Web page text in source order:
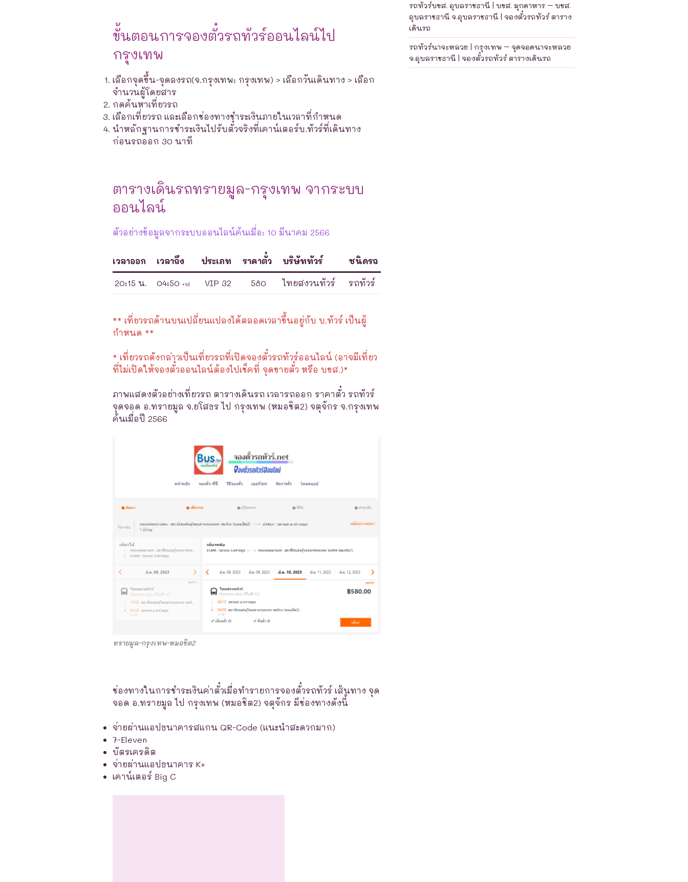
ขั้นตอนการจองตั๋วรถทัวร์ออนไลน์ไป
กรุงเทพ
เลือกจุดขึ้น-จุดลงรถ(จ.กรุงเทพ: กรุงเทพ) > เลือกวันเดินทาง > เลือก
จำนวนผู้โดยสาร
กดค้นหาเที่ยวรถ
เลือกเที่ยวรถ และเลือกช่องทางชำระเงินภายในเวลาที่กำหนด
นำหลักฐานการชำระเงินไปรับตั๋วจริงที่เคาน์เตอร์บ.ทัวร์ที่เดินทาง
ก่อนรถออก 30 นาที
ตารางเดินรถทรายมูล-กรุงเทพ จากระบบ
ออนไลน์
ตัวอย่างข้อมูลจากระบบออนไลน์ค้นเมื่อ: 10 มีนาคม 2566
เวลาออก เวลาถึง ประเภท ราคาตั๋ว บริษัททัวร์ ชนิดรถ
20:15 น. 04:50 +1d VIP 32 580 ไทยสงวนทัวร์ รถทัวร์
** เที่ยวรถด้านบนเปลี่ยนแปลงได้ตลอดเวลาขึ้นอยู่กับ บ.ทัวร์ เป็นผู้
กำหนด **
* เที่ยวรถดังกล่าวเป็นเที่ยวรถที่เปิดจองตั๋วรถทัวร์ออนไลน์ (อาจมีเที่ยว
ที่ไม่เปิดให้จองตั๋วออนไลน์ต้องไปเช็คที่ จุดขายตั๋ว หรือ บขส.)*
ภาพแสดงตัวอย่างเที่ยวรถ ตารางเดินรถ เวลารถออก ราคาตั๋ว รถทัวร์
จุดจอด อ.ทรายมูล จ.ยโสธร ไป กรุงเทพ (หมอชิต2) จตุจักร จ.กรุงเทพ
ค้นเมื่อปี 2566
ทรายมูล-กรุงเทพ-หมอชิต2
ช่องทางในการชำระเงินค่าตั๋วเมื่อทำรายการจองตั๋วรถทัวร์ เส้นทาง จุด
จอด อ.ทรายมูล ไป กรุงเทพ (หมอชิต2) จตุจักร มีช่องทางดังนี้
จ่ายผ่านแอปธนาคารสแกน QR-Code (แนะนำสะดวกมาก)
7-Eleven
บัตรเครดิต
จ่ายผ่านแอปธนาคาร K+
เคาน์เตอร์ Big C
รถทัวร์บขส. อุบลราชธานี | บขส. มุกดาหาร – บขส.
อุบลราชธานี จ.อุบลราชธานี | จองตั๋วรถทัวร์ ตาราง
เดินรถ
รถทัวร์นาจะหลวย | กรุงเทพ – จุดจอดนาจะหลวย
จ.อุบลราชธานี | จองตั๋วรถทัวร์ ตารางเดินรถ